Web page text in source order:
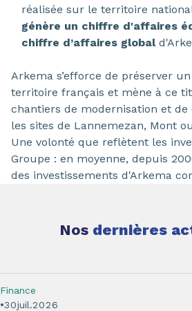
réalisée sur le territoire
génère un chiffre d'affaires
chiffre d’affaires global
Arkema s’efforce de préserver
territoire français et mène à ce
chantiers de modernisation et
les sites de Lannemezan, Mont
Une volonté que reflètent les
Groupe : en moyenne, depuis
des investissements d'Arkema
Nos dernières
juil.
30 2026
Finance